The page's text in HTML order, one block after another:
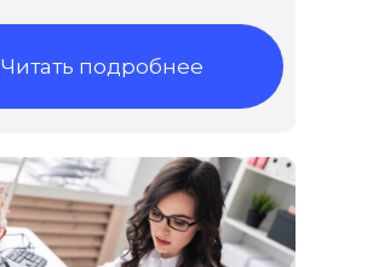
Читать подробнее